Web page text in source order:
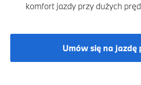
komfort jazdy przy dużych
Umów się na jazdę